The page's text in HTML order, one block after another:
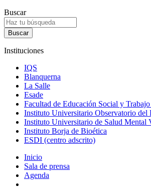
Buscar
Instituciones
IQS
Blanquerna
La Salle
Esade
Facultad de Educación Social y
Instituto Universitario Observatorio del
Instituto Universitario de Salud Mental
Instituto Borja de Bioética
ESDI (centro adscrito)
Inicio
Sala de prensa
Agenda